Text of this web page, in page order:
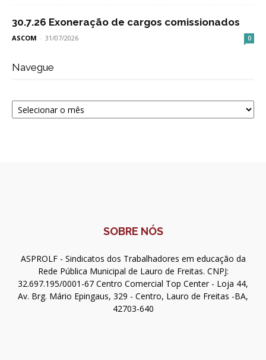
30.7.26 Exoneração de cargos comissionados
ASCOM - 31/07/2026 0
Navegue
Navegue
SOBRE NÓS
ASPROLF - Sindicatos dos Trabalhadores em educação da
Rede Pública Municipal de Lauro de Freitas. CNPJ:
32.697.195/0001-67 Centro Comercial Top Center - Loja 44,
Av. Brg. Mário Epingaus, 329 - Centro, Lauro de Freitas -BA,
42703-640